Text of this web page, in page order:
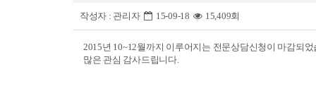
작성자 : 관리자 15-09-18 15,409회
2015년 10~12월까지 이루어지는 전문상담신청이 마감되었
많은 관심 감사드립니다.